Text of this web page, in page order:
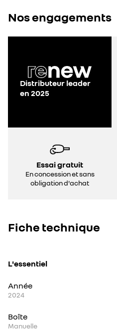
Nos engagements
Distributeur leader
en 2025
Essai gratuit
En concession et sans
obligation d'achat
Fiche technique
L'essentiel
Année
2024
Boîte
Manuelle